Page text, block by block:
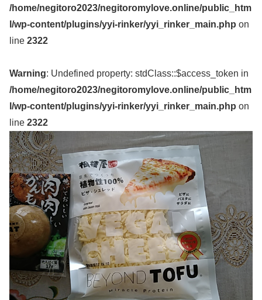
/home/negitoro2023/negitoromylove.online/public_htm
l/wp-content/plugins/yyi-rinker/yyi_rinker_main.php on
line 2322
Warning: Undefined property: stdClass::$access_token in
/home/negitoro2023/negitoromylove.online/public_htm
l/wp-content/plugins/yyi-rinker/yyi_rinker_main.php on
line 2322